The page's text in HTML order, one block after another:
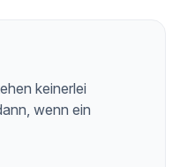
keinerlei
wenn ein